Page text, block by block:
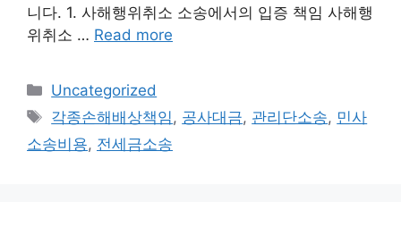
니다. 1. 사해행위취소 소송에서의 입증 책임 사해행
위취소 … Read more
Categories
Uncategorized
Tags
각종손해배상책임 , 공사대금, 관리단소송, 민사
소송비용, 전세금소송